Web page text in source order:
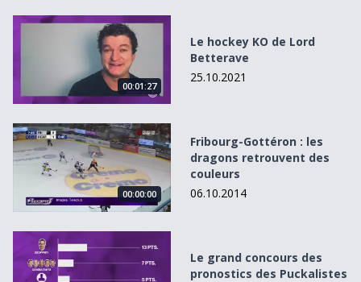
Le hockey KO de Lord Betterave
00:01:27
Le hockey KO de Lord
Betterave
25.10.2021
Fribourg-Gottéron : les dragons retrouvent des couleurs
00:00:00
Fribourg-Gottéron : les
dragons retrouvent des
couleurs
06.10.2014
Le grand concours des pronostics des Puckalistes
Le grand concours des
pronostics des Puckalistes